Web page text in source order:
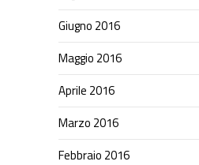
Giugno 2016
Maggio 2016
Aprile 2016
Marzo 2016
Febbraio 2016